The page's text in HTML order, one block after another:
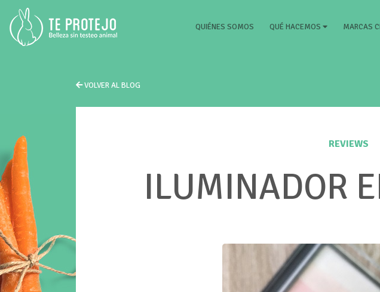
QUIÉNES SOMOS (CURRENT)
QUÉ HACEMOS MARCAS
VOLVER AL BLOG
REVIEWS
ILUMINADOR